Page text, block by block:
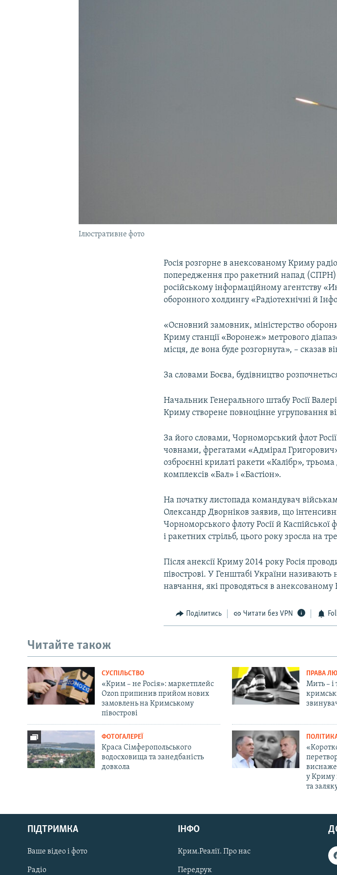
Русский
Qırımtatar
ДОЛУЧАЙСЯ!
Ілюстративне фото
Росія розгорне в анексованому Криму
попередження про ракетний напад
російському інформаційному агентству
оборонного холдингу «Радіотехнічні й
«Основний замовник, міністерство
Криму станції «Воронеж» метрового
місця, де вона буде розгорнута», – сказав
За словами Боєва, будівництво
Начальник Генерального штабу Росії
Криму створене повноцінне угруповання
За його словами, Чорноморський флот
човнами, фрегатами «Адмірал
озброєнні крилаті ракети «Калібр»,
комплексів «Бал» і «Бастіон».
На початку листопада командувач
Олександр Дворніков заявив, що
Чорноморського флоту Росії й Каспійської
і ракетних стрільб, цього року зросла на
Після анексії Криму 2014 року Росія
півострові. У Генштабі України називають
навчання, які проводяться в
Поділитись Читати без VPN
Читайте також
СУСПІЛЬСТВО
«Крим – не Росія»: маркетплейс
Ozon припинив прийом нових
замовлень на Кримському
півострові
ПРАВА
Мить – і
ФОТОГАЛЕРЕЇ
Краса Сімферопольського
водосховища та занедбаність
довкола
у Криму
та
ПІДТРИМКА
Ваше відео і фото
Радіо
ІНФО
Крим.Реалії. Про нас
Передрук